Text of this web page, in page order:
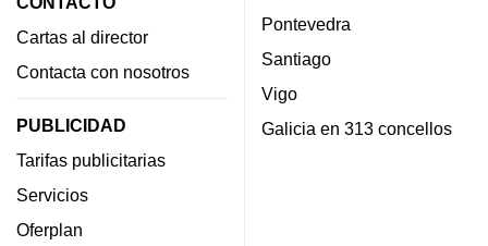
Cartas al director
Contacta con nosotros
PUBLICIDAD
Tarifas publicitarias
Servicios
Oferplan
Pontevedra
Santiago
Vigo
Galicia en 313 concellos